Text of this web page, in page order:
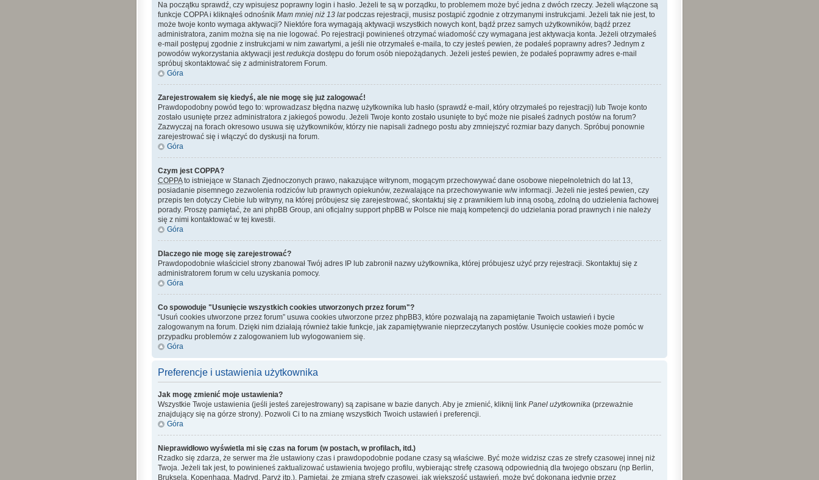
Na początku sprawdź, czy wpisujesz poprawny login i hasło. Jeżeli te są w porządku, to problemem może być jedna z dwóch rzeczy. Jeżeli włączone są
funkcje COPPA i kliknąłeś odnośnik Mam mniej niż 13 latpodczas rejestracji, musisz postąpić zgodnie z otrzymanymi instrukcjami. Jeżeli tak nie jest, to
może twoje konto wymaga aktywacji? Niektóre fora wymagają aktywacji wszystkich nowych kont, bądź przez samych użytkowników, bądź przez
administratora, zanim można się na nie logować. Po rejestracji powinieneś otrzymać wiadomość czy wymagana jest aktywacja konta. Jeżeli otrzymałeś
e-mail postępuj zgodnie z instrukcjami w nim zawartymi, a jeśli nie otrzymałeś e-maila, to czy jesteś pewien, że podałeś poprawny adres? Jednym z
powodów wykorzystania aktywacji jestredukcja dostępu do forum osób niepożądanych. Jeżeli jesteś pewien, że podałeś poprawmy adres e-mail
spróbuj skontaktować się z administratorem Forum.
Góra
Zarejestrowałem się kiedyś, ale nie mogę się już zalogować!
Prawdopodobny powód tego to: wprowadzasz błędna nazwę użytkownika lub hasło (sprawdź e-mail, który otrzymałeś po rejestracji) lub Twoje konto
zostało usunięte przez administratora z jakiegoś powodu. Jeżeli Twoje konto zostało usunięte to być może nie pisałeś żadnych postów na forum?
Zazwyczaj na forach okresowo usuwa się użytkowników, którzy nie napisali żadnego postu aby zmniejszyć rozmiar bazy danych. Spróbuj ponownie
zarejestrować się i włączyć do dyskusji na forum.
Góra
Czym jest COPPA?
COPPAto istniejące w Stanach Zjednoczonych prawo, nakazujące witrynom, mogącym przechowywać dane osobowe niepełnoletnich do lat 13,
posiadanie pisemnego zezwolenia rodziców lub prawnych opiekunów, zezwalające na przechowywanie w/w informacji. Jeżeli nie jesteś pewien, czy
przepis ten dotyczy Ciebie lub witryny, na której próbujesz się zarejestrować, skontaktuj się z prawnikiem lub inną osobą, zdolną do udzielenia fachowej
porady. Proszę pamiętać, że ani phpBB Group, ani oficjalny support phpBB w Polsce nie mają kompetencji do udzielania porad prawnych i nie należy
się z nimi kontaktować w tej kwestii.
Góra
Dlaczego nie mogę się zarejestrować?
Prawdopodobnie właściciel strony zbanował Twój adres IP lub zabronił nazwy użytkownika, której próbujesz użyć przy rejestracji. Skontaktuj się z
administratorem forum w celu uzyskania pomocy.
Góra
Co spowoduje "Usunięcie wszystkich cookies utworzonych przez forum"?
“Usuń cookies utworzone przez forum” usuwa cookies utworzone przez phpBB3, które pozwalają na zapamiętanie Twoich ustawień i bycie
zalogowanym na forum. Dzięki nim działają również takie funkcje, jak zapamiętywanie nieprzeczytanych postów. Usunięcie cookies może pomóc w
przypadku problemów z zalogowaniem lub wylogowaniem się.
Góra
Preferencje i ustawienia użytkownika
Jak mogę zmienić moje ustawienia?
Wszystkie Twoje ustawienia (jeśli jesteś zarejestrowany) są zapisane w bazie danych. Aby je zmienić, kliknij link Panel użytkownika (przeważnie
znajdujący się na górze strony). Pozwoli Ci to na zmianę wszystkich Twoich ustawień i preferencji.
Góra
Nieprawidłowo wyświetla mi się czas na forum (w postach, w profilach, itd.)
Rzadko się zdarza, że serwer ma źle ustawiony czas i prawdopodobnie podane czasy są właściwe. Być może widzisz czas ze strefy czasowej innej niż
Twoja. Jeżeli tak jest, to powinieneś zaktualizować ustawienia twojego profilu, wybierając strefę czasową odpowiednią dla twojego obszaru (np Berlin,
Bruksela, Kopenhaga, Madryd, Paryż itp.). Pamiętaj, że zmiana strefy czasowej, jak większość ustawień, może być dokonana jedynie przez